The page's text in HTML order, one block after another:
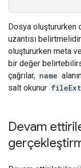
Dosya oluştururken
uzantısı
oluştururken meta
bir değer
çağrılar, name
salt okunur
Devam